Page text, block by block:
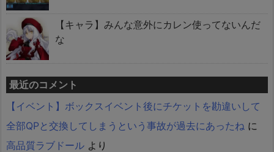
【キャラ】みんな意外にカレン使ってないんだ
な
最近のコメント
【イベント】ボックスイベント後にチケットを勘違いして
全部QPと交換してしまうという事故が過去にあったね に
高品質ラブドール より